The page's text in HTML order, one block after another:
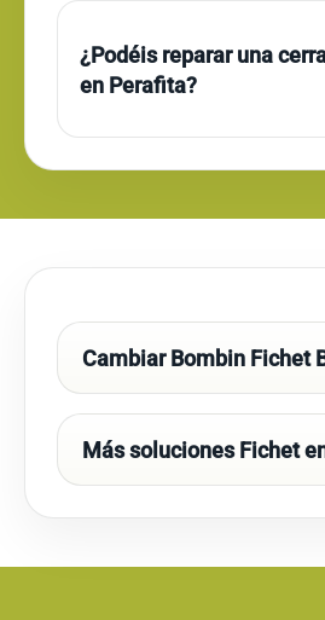
¿Podéis reparar una
en Perafita?
Cambiar Bombin Fichet
Más soluciones Fichet